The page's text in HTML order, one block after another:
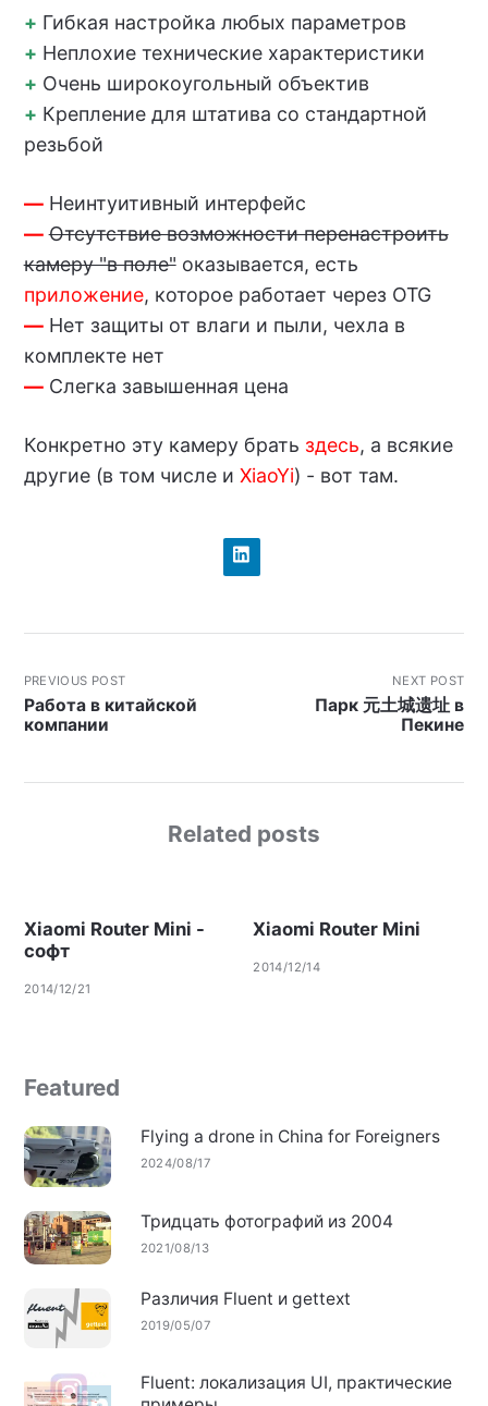
+ Гибкая настройка любых параметров
+ Неплохие технические характеристики
+ Очень широкоугольный объектив
+ Крепление для штатива со стандартной
резьбой
—Неинтуитивный интерфейс
— Отсутствие возможности перенастроить
камеру "в поле"оказывается, есть
приложение, которое работает через OTG
—Нет защиты от влаги и пыли, чехла в
комплекте нет
—Слегка завышенная цена
Конкретно эту камеру брать здесь, а всякие
другие (в том числе и XiaoYi) - вот там.
PREVIOUS POST
Работа в китайской
компании
NEXT POST
Парк 元土城遗址 в
Пекине
Related posts
Xiaomi Router Mini -
софт
2014/12/21
Xiaomi Router Mini
2014/12/14
Featured
Flying a drone in China for Foreigners
2024/08/17
Тридцать фотографий из 2004
2021/08/13
Различия Fluent и gettext
2019/05/07
Fluent: локализация UI, практические